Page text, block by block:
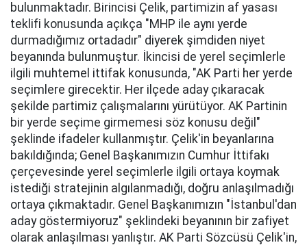
bulunmaktadır. Birincisi Çelik, partimizin af yasası
teklifi konusunda açıkça "MHP ile aynı yerde
durmadığımız ortadadır" diyerek şimdiden niyet
beyanında bulunmuştur. İkincisi de yerel seçimlerle
ilgili muhtemel ittifak konusunda, "AK Parti her yerde
seçimlere girecektir. Her ilçede aday çıkaracak
şekilde partimiz çalışmalarını yürütüyor. AK Partinin
bir yerde seçime girmemesi söz konusu değil"
şeklinde ifadeler kullanmıştır. Çelik'in beyanlarına
bakıldığında; Genel Başkanımızın Cumhur İttifakı
çerçevesinde yerel seçimlerle ilgili ortaya koymak
istediği stratejinin algılanmadığı, doğru anlaşılmadığı
ortaya çıkmaktadır. Genel Başkanımızın "İstanbul'dan
aday göstermiyoruz" şeklindeki beyanının bir zafiyet
olarak anlaşılması yanlıştır. AK Parti Sözcüsü Çelik'in,